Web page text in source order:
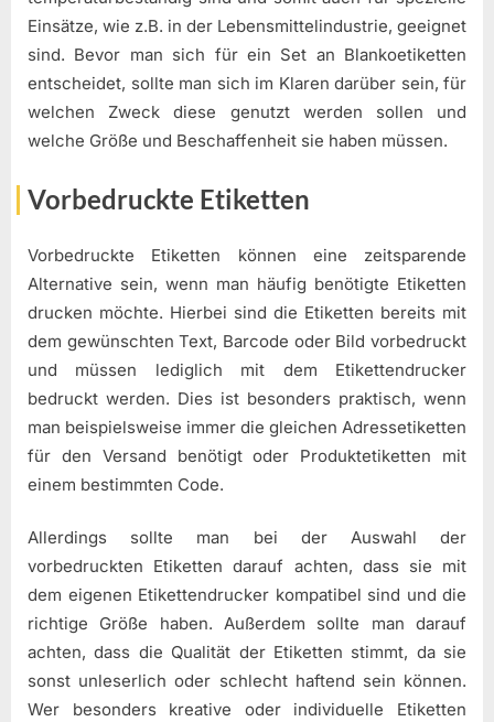
Einsätze, wie z.B. in der Lebensmittelindustrie, geeignet
sind. Bevor man sich für ein Set an Blankoetiketten
entscheidet, sollte man sich im Klaren darüber sein, für
welchen Zweck diese genutzt werden sollen und
welche Größe und Beschaffenheit sie haben müssen.
Vorbedruckte Etiketten
Vorbedruckte Etiketten können eine zeitsparende
Alternative sein, wenn man häufig benötigte Etiketten
drucken möchte. Hierbei sind die Etiketten bereits mit
dem gewünschten Text, Barcode oder Bild vorbedruckt
und müssen lediglich mit dem Etikettendrucker
bedruckt werden. Dies ist besonders praktisch, wenn
man beispielsweise immer die gleichen Adressetiketten
für den Versand benötigt oder Produktetiketten mit
einem bestimmten Code.
Allerdings sollte man bei der Auswahl der
vorbedruckten Etiketten darauf achten, dass sie mit
dem eigenen Etikettendrucker kompatibel sind und die
richtige Größe haben. Außerdem sollte man darauf
achten, dass die Qualität der Etiketten stimmt, da sie
sonst unleserlich oder schlecht haftend sein können.
Wer besonders kreative oder individuelle Etiketten